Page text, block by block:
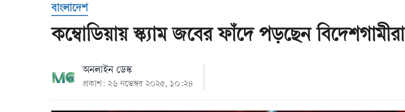
বাংলাদেশ
কম্বোডিয়ায় স্ক্যাম জবের ফাঁদে পড়ছেন বিদেশগামীরা
অনলাইন ডেস্ক
প্রকাশ: ২৬ নভেম্বর ২০২৫, ১০:২৪